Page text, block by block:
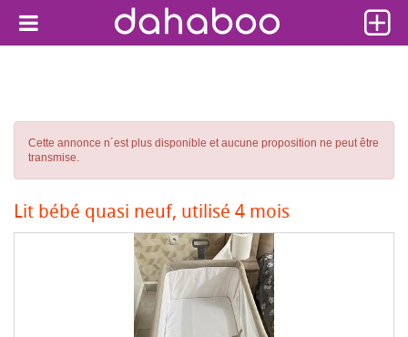
Cette annonce n´est plus disponible et aucune proposition ne peut être
transmise.
Lit bébé quasi neuf, utilisé 4 mois